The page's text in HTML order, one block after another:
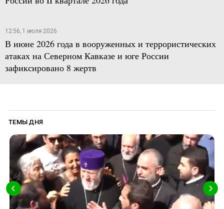
12:56, 1 июля 2026
В июне 2026 года в вооруженных и террористических
атаках на Северном Кавказе и юге России
зафиксировано 8 жертв
ТЕМЫ ДНЯ